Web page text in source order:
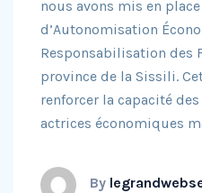
nous avons mis en
d’Autonomisation
Responsabilisation des
province de la Sissili.
renforcer la capacité
actrices économiques
By